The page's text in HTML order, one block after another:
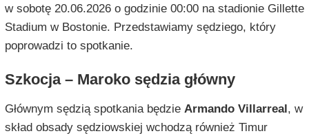
w sobotę 20.06.2026 o godzinie 00:00 na stadionie Gillette
Stadium w Bostonie. Przedstawiamy sędziego, który
poprowadzi to spotkanie.
Szkocja – Maroko sędzia główny
Głównym sędzią spotkania będzie Armando Villarreal , w
skład obsady sędziowskiej wchodzą również Timur